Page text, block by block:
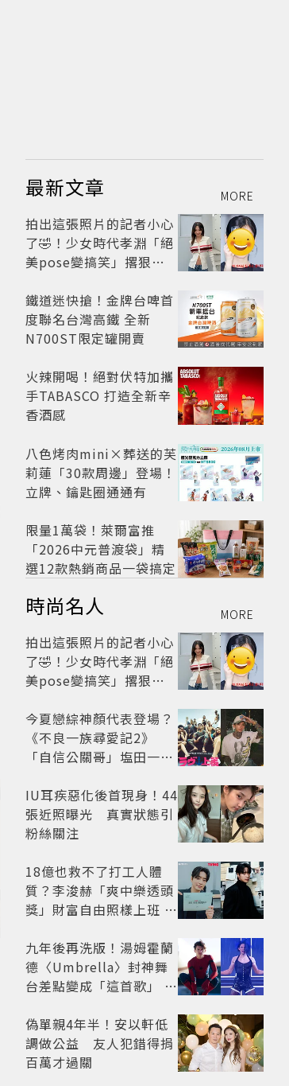
最新文章 MORE
拍出這張照片的記者小心
了🤣！少女時代孝淵「絕
美pose變搞笑」撂狠
鐵道迷快搶！金牌台啤首
度聯名台灣高鐵 全新
N700ST限定罐開賣
火辣開喝！絕對伏特加攜
手TABASCO 打造全新辛
香酒感
八色烤肉mini×葬送的芙
莉蓮「30款周邊」登場！
立牌、鑰匙圈通通有
限量1萬袋！萊爾富推
「2026中元普渡袋」精
選12款熱銷商品一袋搞定
時尚名人 MORE
拍出這張照片的記者小心
了🤣！少女時代孝淵「絕
美pose變搞笑」撂狠
今夏戀綜神顏代表登場？
《不良一族尋愛記2》
「自信公關哥」塩田一馬
老闆
IU耳疾惡化後首現身！44
張近照曝光 真實狀態引
粉絲關注
18億也救不了打工人體
質？李浚赫「爽中樂透頭
獎」財富自由照樣上班 西
九年後再洗版！湯姆霍蘭
德〈Umbrella〉封神舞
台差點變成「這首歌」 造
開
偽單親4年半！安以軒低
調做公益 友人犯錯得捐
百萬才過關